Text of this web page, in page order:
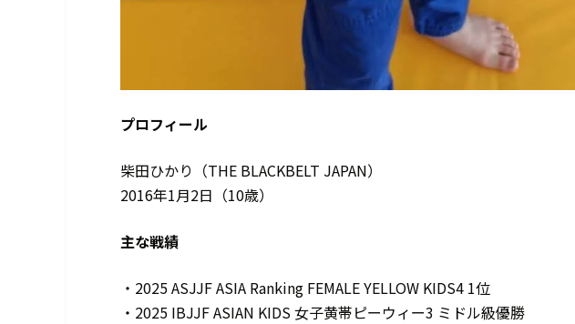
プロフィール
柴田ひかり（THE BLACKBELT JAPAN）
2016年1月2日（10歳）
主な戦績
・2025 ASJJF ASIA Ranking FEMALE YELLOW KIDS4 1位
・2025 IBJJF ASIAN KIDS 女子黄帯ピーウィー3 ミドル級優勝